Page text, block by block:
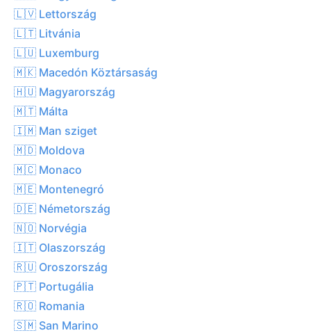
🇱🇻 Lettország
🇱🇹 Litvánia
🇱🇺 Luxemburg
🇲🇰 Macedón Köztársaság
🇭🇺 Magyarország
🇲🇹 Málta
🇮🇲 Man sziget
🇲🇩 Moldova
🇲🇨 Monaco
🇲🇪 Montenegró
🇩🇪 Németország
🇳🇴 Norvégia
🇮🇹 Olaszország
🇷🇺 Oroszország
🇵🇹 Portugália
🇷🇴 Romania
🇸🇲 San Marino